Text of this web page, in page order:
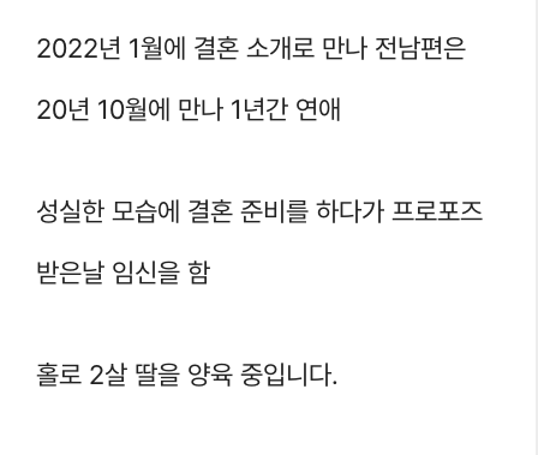
2022년 1월에 결혼 소개로 만나 전남편은
20년 10월에 만나 1년간 연애
성실한 모습에 결혼 준비를 하다가 프로포즈
받은날 임신을 함
홀로 2살 딸을 양육 중입니다.